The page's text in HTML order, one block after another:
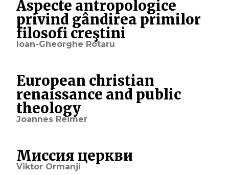
Aspecte antropologice
privind gândirea primilor
filosofi creştini
Ioan-Gheorghe Rotaru
European christian
renaissance and public
theology
Joannes Reimer
Миссия церкви
Viktor Ormanji